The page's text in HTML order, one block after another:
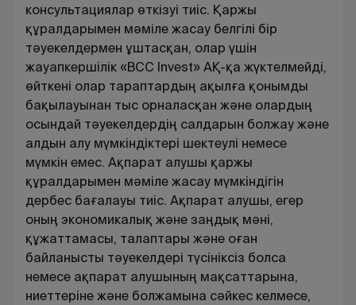
консультациялар өткiзуі тиіс. Қаржы
құралдарымен мәміле жасау белгілі бір
тәуекелдермен ұштасқан, олар үшін
жауапкершілік «BCC Invest» АҚ-қа жүктелмейді,
өйткені олар тараптардың ақылға қонымды
бақылауынан тыс орналасқан және олардың
осындай тәуекелдердің салдарын болжау және
алдын алу мүмкіндіктері шектеулі немесе
мүмкін емес. Ақпарат алушы қаржы
құралдарымен мәміле жасау мүмкіндігін
дербес бағалауы тиіс. Ақпарат алушы, егер
оның экономикалық және заңдық мәні,
құжаттамасы, талаптары және оған
байланысты тәуекелдері түсініксіз болса
немесе ақпарат алушының мақсаттарына,
ниеттеріне және болжамына сәйкес келмесе,